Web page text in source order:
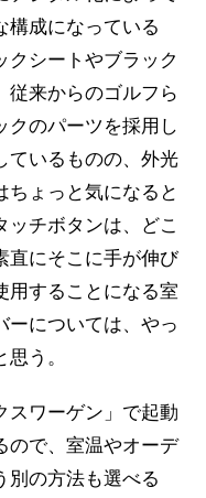
構成になっている
クシートやブラック
従来からのゴルフら
クのパーツを採用し
ているものの、外光
ちょっと気になると
チボタンは、どこ
直にそこに手が伸び
用することになる室
ーについては、やっ
う。
スワーゲン」で起動
ので、室温やオーデ
別の方法も選べる